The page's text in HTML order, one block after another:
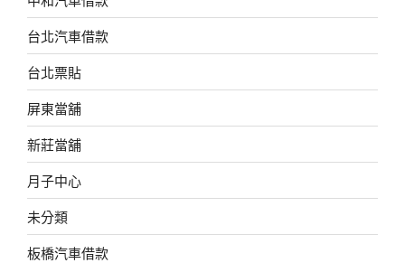
台北汽車借款
台北票貼
屏東當舖
新莊當舖
月子中心
未分類
板橋汽車借款